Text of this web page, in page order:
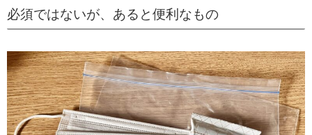
必須ではないが、あると便利なもの